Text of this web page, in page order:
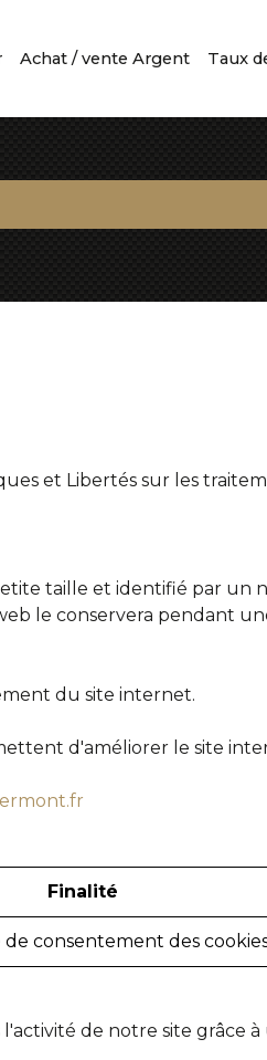
Achat / vente Argent Taux
et Libertés sur les
taille et identifié par un
le conservera pendant
du site internet.
d'améliorer le site
Finalité
consentement des
de notre site grâce